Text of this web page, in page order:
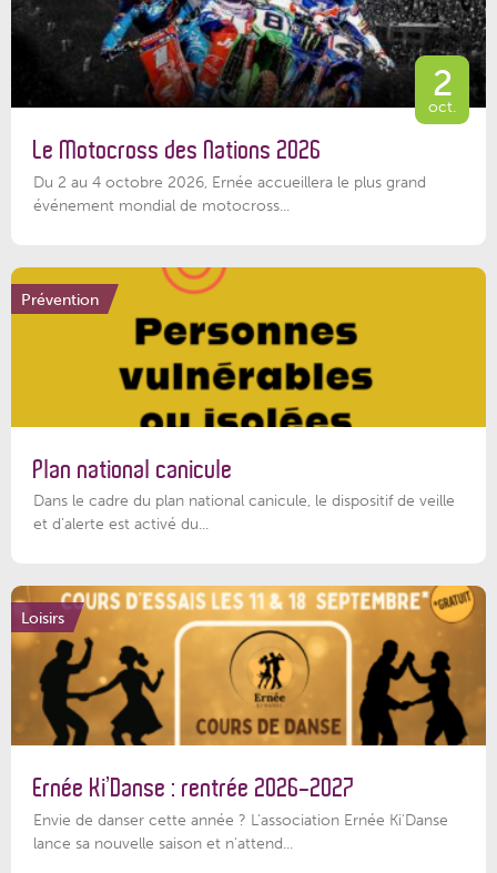
2
oct.
Le Motocross des Nations 2026
Du 2 au 4 octobre 2026, Ernée accueillera le plus grand
événement mondial de motocross...
Prévention
Plan national canicule
Dans le cadre du plan national canicule, le dispositif de veille
et d’alerte est activé du...
Loisirs
Ernée Ki’Danse : rentrée 2026-2027
Envie de danser cette année ? L'association Ernée Ki'Danse
lance sa nouvelle saison et n'attend...